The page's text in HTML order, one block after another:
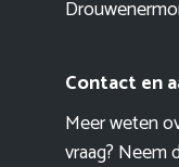
Contact en
Meer weten
vraag? Neem